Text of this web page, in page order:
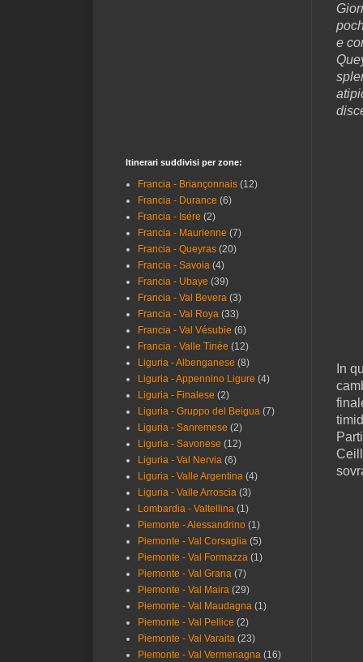
e
In
Itinerari suddivisi per zone:
Francia - Briançonnais (12)
Francia - Durance (6)
Francia - Isére (2)
Francia - Maurienne (7)
Francia - Queyras (20)
Francia - Savoia (4)
Francia - Ubaye (39)
Francia - Val Bevera (3)
Francia - Val Roya (33)
Francia - Val Vésubie (6)
Francia - Valle Tinée (12)
Liguria - Albenganese (8)
Liguria - Appennino Ligure (4)
Liguria - Finalese (2)
Liguria - Gruppo del Beigua (7)
Liguria - Sanremese (2)
Liguria - Savonese (12)
Liguria - Val Nervia (6)
Liguria - Valle Argentina (4)
Liguria - Valle Arroscia (3)
Lombardia - Valtellina (1)
Piemonte - Alessandrino (1)
Piemonte - Val Corsaglia (5)
Piemonte - Val Formazza (1)
Piemonte - Val Grana (7)
Piemonte - Val Maira (29)
Piemonte - Val Maudagna (1)
Piemonte - Val Pellice (2)
Piemonte - Val Varaita (23)
Piemonte - Val Vermenagna (16)